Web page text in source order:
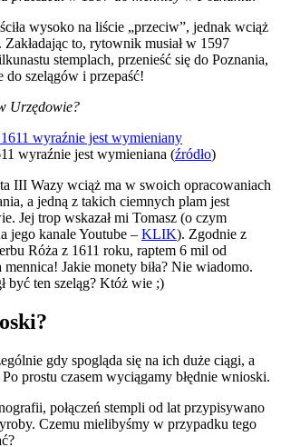
wysoko na liście „przeciw”, jednak wciąż
to, rytownik musiał w 1597
stemplach, przenieść się do Poznania,
do szelągów i przepaść!
Urzędowie?
wyraźnie jest wymieniana (źródło)
III Wazy wciąż ma w swoich opracowaniach
a jedną z takich ciemnych plam jest
Jej trop wskazał mi Tomasz (o czym
jego kanale Youtube – KLIK). Zgodnie z
Róża z 1611 roku, raptem 6 mil od
mennica! Jakie monety biła? Nie wiadomo.
być ten szeląg? Któż wie ;)
gdy spogląda się na ich duże ciągi, a
prostu czasem wyciągamy błędnie wnioski.
połączeń stempli od lat przypisywano
Czemu mielibyśmy w przypadku tego